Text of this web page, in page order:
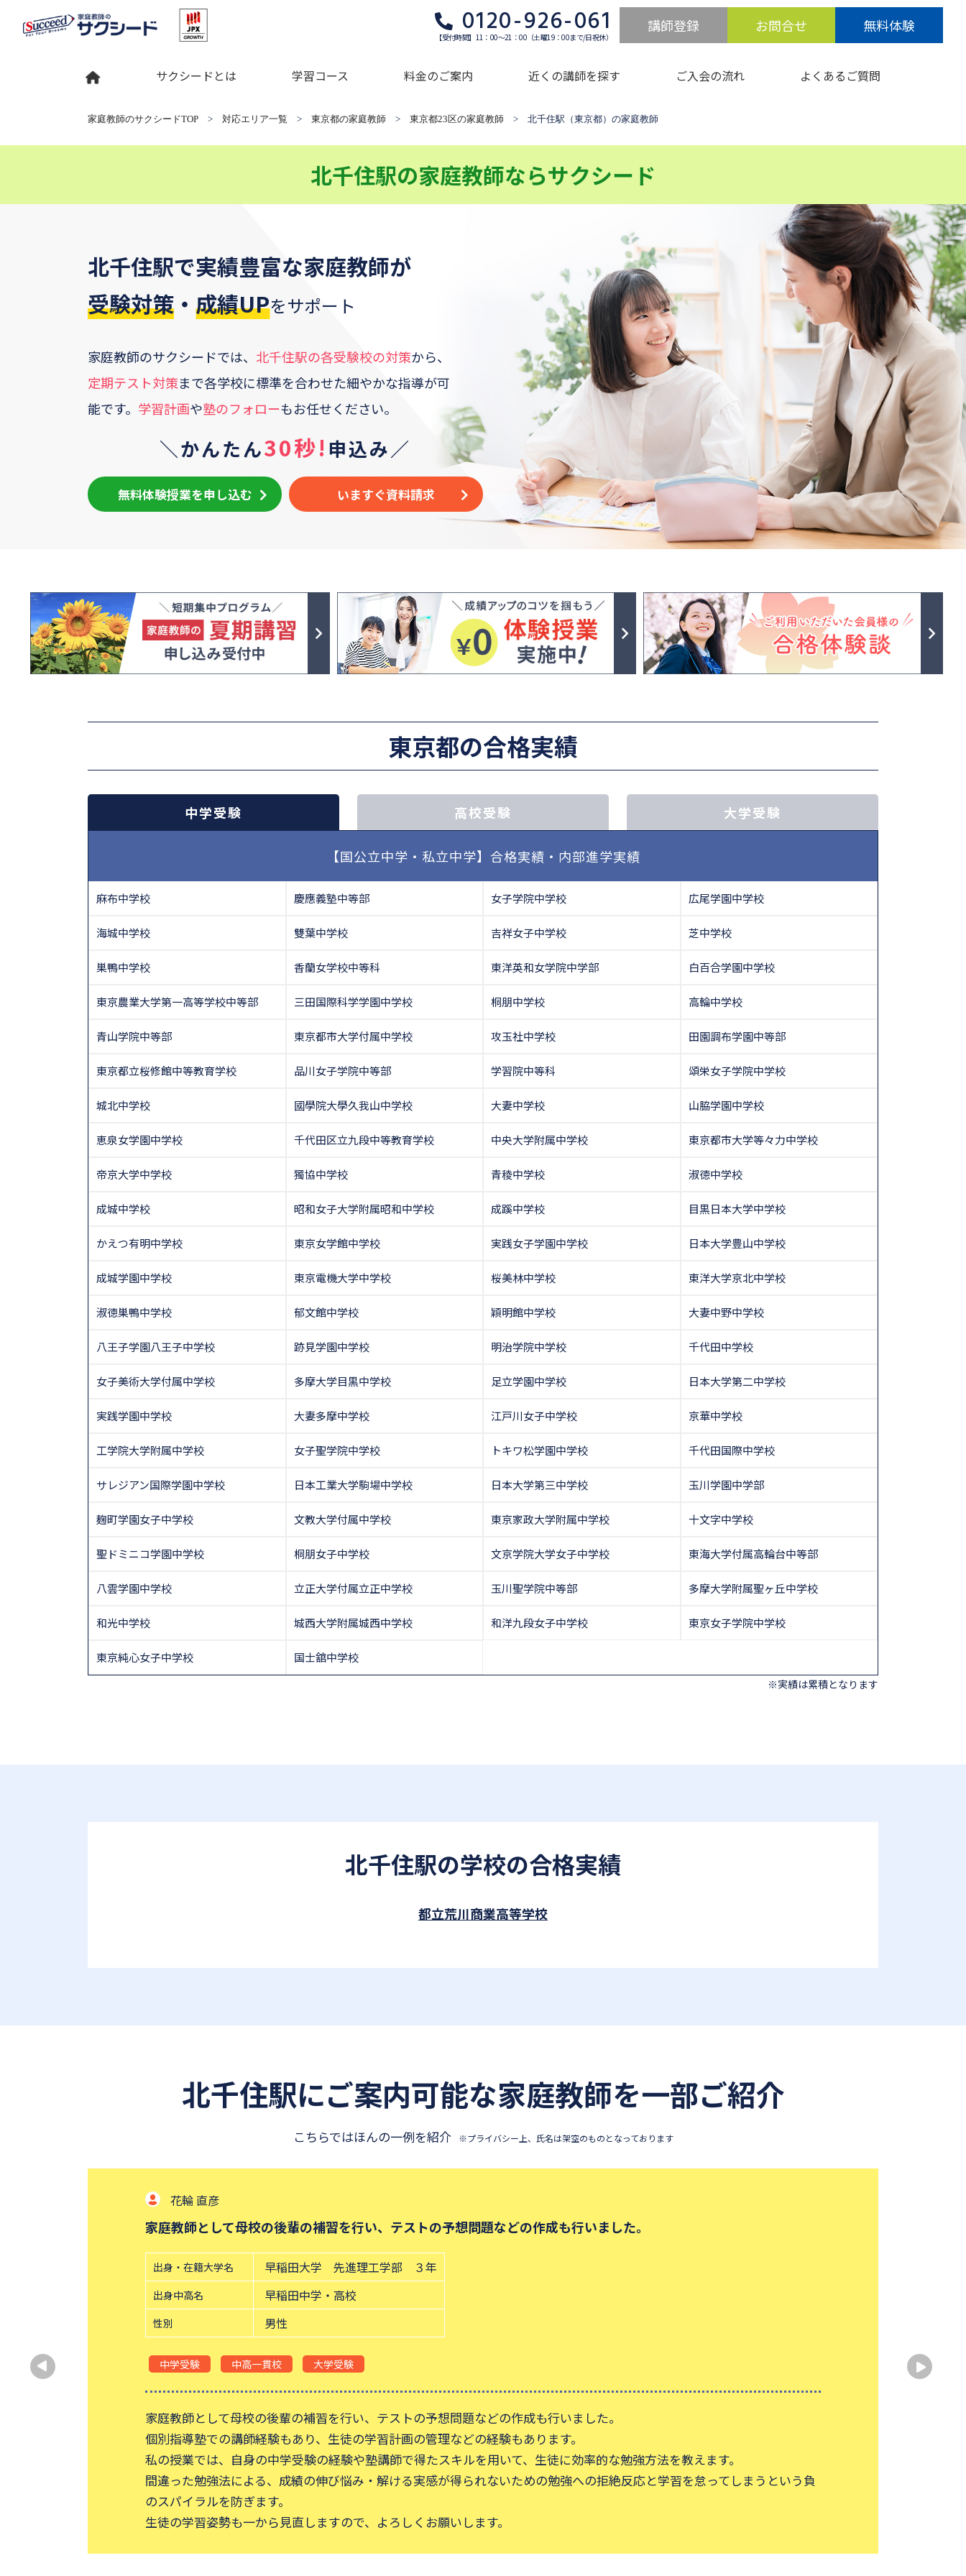
0120-926-061
【受付時間】11：00～21：00（土曜19：00まで/日祝休）
講師登録 お問合せ 無料体験
サクシードとは 学習コース 料金のご案内 近くの講師を探す ご入会の流れ よくあるご質問
家庭教師のサクシードTOP > 対応エリア一覧 > 東京都の家庭教師 > 東京都23区の家庭教師 > 北千住駅（東京都）の家庭教師
北千住駅の家庭教師ならサクシード
北千住駅で実績豊富な家庭教師が
受験対策 ・ 成績UPをサポート
家庭教師のサクシードでは、 北千住駅の各受験校の対策から、
定期テスト対策まで各学校に標準を合わせた細やかな指導が可
能です。 学習計画や塾のフォローもお任せください。
＼かんたん30秒! 申込み／
無料体験授業を申し込む いますぐ資料請求
東京都の合格実績
中学受験 高校受験 大学受験
【国公立中学・私立中学】合格実績・内部進学実績
麻布中学校 慶應義塾中等部 女子学院中学校 広尾学園中学校
海城中学校 雙葉中学校 吉祥女子中学校 芝中学校
巣鴨中学校 香蘭女学校中等科 東洋英和女学院中学部 白百合学園中学校
東京農業大学第一高等学校中等部 三田国際科学学園中学校 桐朋中学校 高輪中学校
青山学院中等部 東京都市大学付属中学校 攻玉社中学校 田園調布学園中等部
東京都立桜修館中等教育学校 品川女子学院中等部 学習院中等科 頌栄女子学院中学校
城北中学校 國學院大學久我山中学校 大妻中学校 山脇学園中学校
恵泉女学園中学校 千代田区立九段中等教育学校 中央大学附属中学校 東京都市大学等々力中学校
帝京大学中学校 獨協中学校 青稜中学校 淑徳中学校
成城中学校 昭和女子大学附属昭和中学校 成蹊中学校 目黒日本大学中学校
かえつ有明中学校 東京女学館中学校 実践女子学園中学校 日本大学豊山中学校
成城学園中学校 東京電機大学中学校 桜美林中学校 東洋大学京北中学校
淑徳巣鴨中学校 郁文館中学校 穎明館中学校 大妻中野中学校
八王子学園八王子中学校 跡見学園中学校 明治学院中学校 千代田中学校
女子美術大学付属中学校 多摩大学目黒中学校 足立学園中学校 日本大学第二中学校
実践学園中学校 大妻多摩中学校 江戸川女子中学校 京華中学校
工学院大学附属中学校 女子聖学院中学校 トキワ松学園中学校 千代田国際中学校
サレジアン国際学園中学校 日本工業大学駒場中学校 日本大学第三中学校 玉川学園中学部
麹町学園女子中学校 文教大学付属中学校 東京家政大学附属中学校 十文字中学校
聖ドミニコ学園中学校 桐朋女子中学校 文京学院大学女子中学校 東海大学付属高輪台中等部
八雲学園中学校 立正大学付属立正中学校 玉川聖学院中等部 多摩大学附属聖ヶ丘中学校
和光中学校 城西大学附属城西中学校 和洋九段女子中学校 東京女子学院中学校
東京純心女子中学校 国士舘中学校
※実績は累積となります
北千住駅の学校の合格実績
都立荒川商業高等学校
北千住駅にご案内可能な家庭教師を一部ご紹介
こちらではほんの一例を紹介 ※プライバシー上、氏名は架空のものとなっております
花輪 直彦
家庭教師として母校の後輩の補習を行い、テストの予想問題などの作成も行いました。
出身・在籍大学名 早稲田大学 先進理工学部 ３年
出身中高名 早稲田中学・高校
性別 男性
中学受験 中高一貫校 大学受験
家庭教師として母校の後輩の補習を行い、テストの予想問題などの作成も行いました。
個別指導塾での講師経験もあり、生徒の学習計画の管理などの経験もあります。
私の授業では、自身の中学受験の経験や塾講師で得たスキルを用いて、生徒に効率的な勉強方法を教えます。
間違った勉強法による、成績の伸び悩み・解ける実感が得られないための勉強への拒絶反応と学習を怠ってしまうという負
のスパイラルを防ぎます。
生徒の学習姿勢も一から見直しますので、よろしくお願いします。